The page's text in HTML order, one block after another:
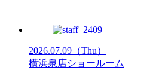
2026.07.09 （Thu）
横浜泉店ショールーム